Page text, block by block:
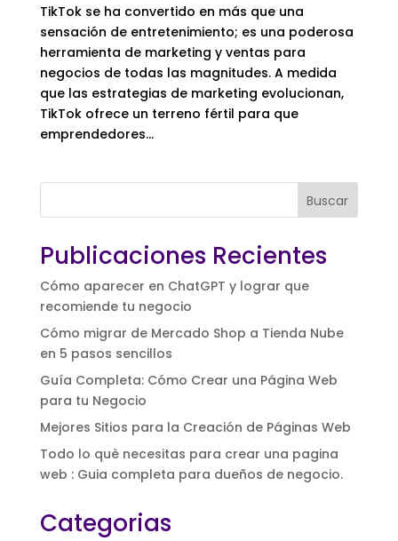
TikTok se ha convertido en más que una
sensación de entretenimiento; es una poderosa
herramienta de marketing y ventas para
negocios de todas las magnitudes. A medida
que las estrategias de marketing evolucionan,
TikTok ofrece un terreno fértil para que
emprendedores...
Buscar
Publicaciones Recientes
Cómo aparecer en ChatGPT y lograr que
recomiende tu negocio
Cómo migrar de Mercado Shop a Tienda Nube
en 5 pasos sencillos
Guía Completa: Cómo Crear una Página Web
para tu Negocio
Mejores Sitios para la Creación de Páginas Web
Todo lo què necesitas para crear una pagina
web : Guia completa para dueños de negocio.
Categorias